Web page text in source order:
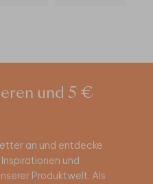
und 5 €
an und entdecke
und
Produktwelt. Als